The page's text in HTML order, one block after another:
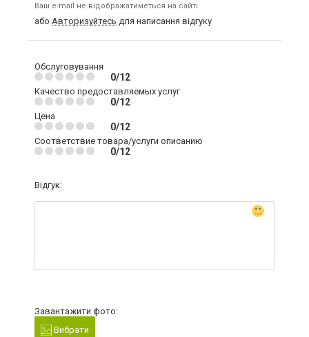
Ваш e-mail не відображатиметься на сайті
або Авторизуйтесь для написання відгуку
Обслуговування
0/12
Качество предоставляемых услуг
0/12
Цена
0/12
Соответствие товара/услуги описанию
0/12
Відгук:
Завантажити фото:
Вибрати